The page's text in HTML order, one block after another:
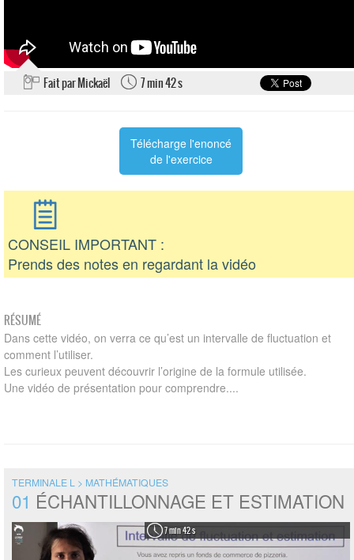
Fait par Mickaël 7 min 42 s
Télécharge l'enoncé
de l'exercice
CONSEIL IMPORTANT :
Prends des notes en regardant la vidéo
RÉSUMÉ
Dans cette vidéo, on verra ce qu’est un intervalle de fluctuation et
comment l’utiliser.
Les curieux peuvent découvrir l’origine de la formule utilisée.
Une vidéo de présentation pour comprendre....
TERMINALE L > MATHÉMATIQUES
01 ÉCHANTILLONNAGE ET ESTIMATION
7 min 42 s